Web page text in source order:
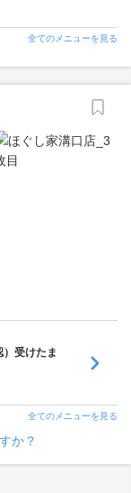
全てのメニューを見る
受けたま
全てのメニューを見る
か？